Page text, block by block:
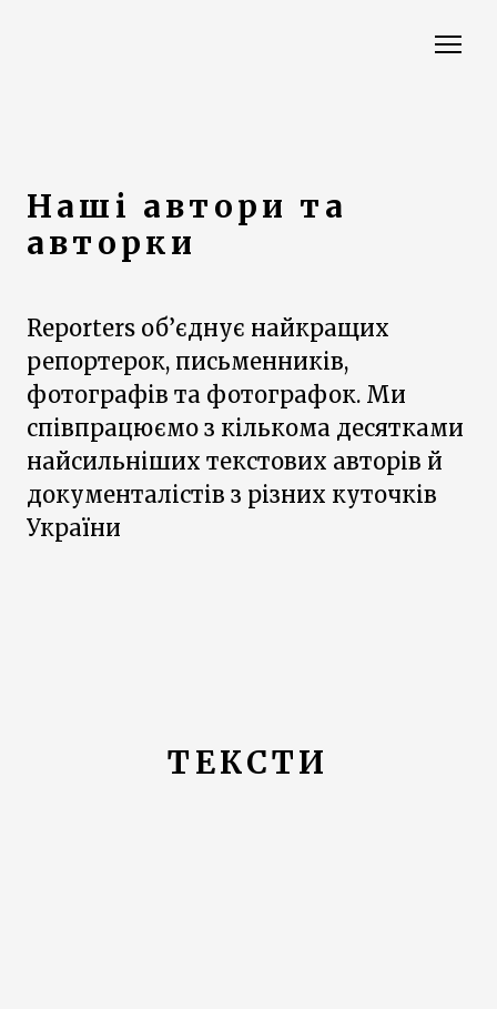
Наші автори та
авторки
Reporters об’єднує найкращих
репортерок, письменників,
фотографів та фотографок. Ми
співпрацюємо з кількома десятками
найсильніших текстових авторів й
документалістів з різних куточків
України
ТЕКСТИ